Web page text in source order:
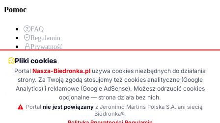
Pomoc
FAQ
Regulamin
Prywatność
Aplikacja
Wersja PWA już wkrótce!
Google Play (wkrótce) App Store (wkrótce)
Pliki cookies
Portal Nasza-Biedronka.pl używa cookies niezbędnych do działania
strony. Za Twoją zgodą stosujemy też cookies analityczne (Google
Analytics) i reklamowe (Google AdSense). Możesz odrzucić cookies
opcjonalne — strona działa bez nich.
Portal nie jest powiązanyz Jeronimo Martins Polska S.A. ani siecią
Biedronka®.